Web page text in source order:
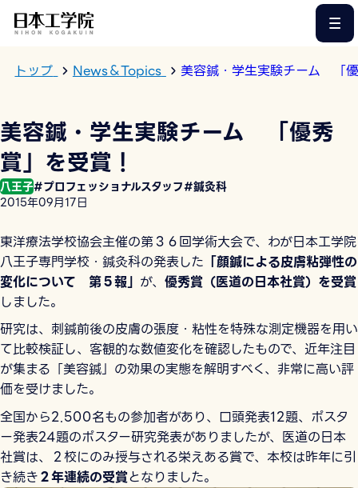
トップ News＆Topics 美容鍼・学生実験チーム 「
美容鍼・学生実験チーム 「優秀
賞」を受賞！
八王子#プロフェッショナルスタッフ#鍼灸科
2015年09月17日
東洋療法学校協会主催の第３６回学術大会で、わが日本工学院
八王子専門学校・鍼灸科の発表した 「顔鍼による皮膚粘弾性の
変化について 第５報」 が、 優秀賞（医道の日本社賞）を受賞
しました。
研究は、刺鍼前後の皮膚の張度・粘性を特殊な測定機器を用い
て比較検証し、客観的な数値変化を確認したもので、近年注目
が集まる「美容鍼」の効果の実態を解明すべく、非常に高い評
価を受けました。
全国から2.500名もの参加者があり、口頭発表12題、ポスタ
ー発表24題のポスター研究発表がありましたが、医道の日本
社賞は、２校にのみ授与される栄えある賞で、本校は昨年に引
き続き２年連続の受賞となりました。